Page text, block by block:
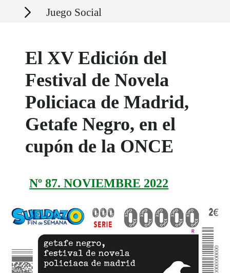
Secciones Juego Social
El XV Edición del
Festival de Novela
Policiaca de Madrid,
Getafe Negro, en el
cupón de la ONCE
Nº 87. NOVIEMBRE 2022